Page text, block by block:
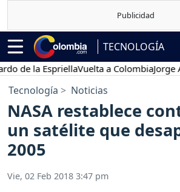
TECNOLOGÍA
la EspriellaVuelta a ColombiaJorge
Tecnología Noticias
NASA restablece
un satélite que
2005
Vie, 02 Feb 2018 3:47 pm